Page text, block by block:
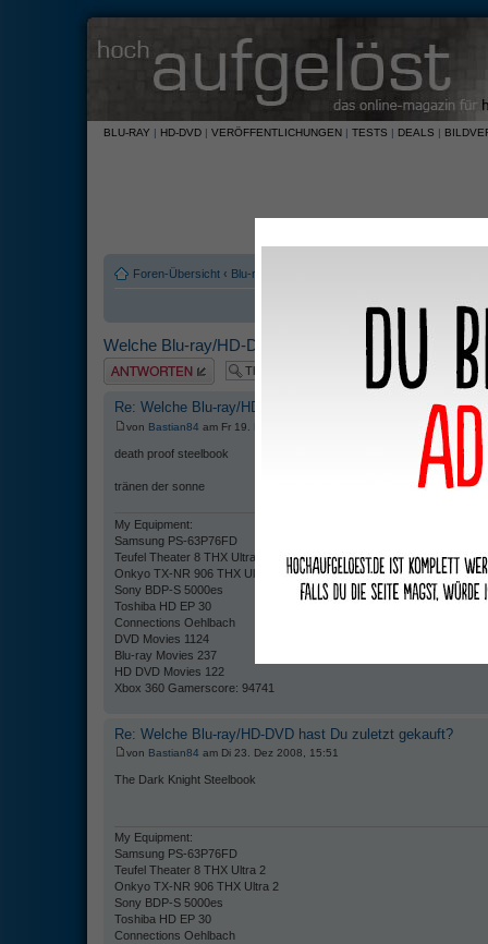
BLU-RAY | HD-DVD | VERÖFFENTLICHUNGEN | TESTS | DEALS |
Foren-Übersicht ‹ Blu-ray und HD-DVD
Welche Blu-ray/HD-DVD hast Du zuletzt gekauft?
Antwort erstellen
Re: Welche Blu-ray/HD-DVD hast Du zuletzt gekauft?
von Bastian84 am Fr 19. Dez 2008, 02:36
death proof steelbook
tränen der sonne
My Equipment:
Samsung PS-63P76FD
Teufel Theater 8 THX Ultra 2
Onkyo TX-NR 906 THX Ultra 2
Sony BDP-S 5000es
Toshiba HD EP 30
Connections Oehlbach
DVD Movies 1124
Blu-ray Movies 237
HD DVD Movies 122
Xbox 360 Gamerscore: 94741
Re: Welche Blu-ray/HD-DVD hast Du zuletzt gekauft?
von Bastian84 am Di 23. Dez 2008, 15:51
The Dark Knight Steelbook
My Equipment:
Samsung PS-63P76FD
Teufel Theater 8 THX Ultra 2
Onkyo TX-NR 906 THX Ultra 2
Sony BDP-S 5000es
Toshiba HD EP 30
Connections Oehlbach